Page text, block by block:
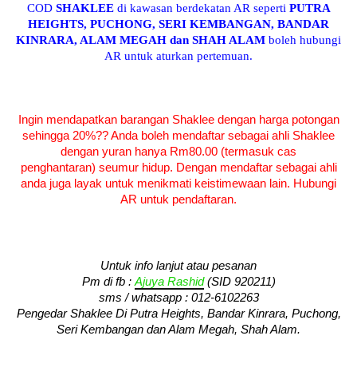
COD SHAKLEEdi kawasan berdekatan AR seperti PUTRA
HEIGHTS, PUCHONG, SERI KEMBANGAN, BANDAR
KINRARA, ALAM MEGAH dan SHAH ALAM boleh hubungi
AR untuk aturkan pertemuan.
Ingin mendapatkan barangan Shaklee dengan harga potongan
sehingga 20%?? Anda boleh mendaftar sebagai ahli Shaklee
dengan yuran hanya Rm80.00 (termasuk cas
penghantaran) seumur hidup. Dengan mendaftar sebagai ahli
anda juga layak untuk menikmati keistimewaan lain. Hubungi
AR untuk pendaftaran.
Untuk info lanjut atau pesanan
Pm di fb : Ajuya Rashid (SID 920211)
sms / whatsapp : 012-6102263
Pengedar Shaklee Di Putra Heights, Bandar Kinrara, Puchong,
Seri Kembangan dan Alam Megah, Shah Alam.